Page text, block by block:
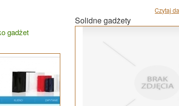
Czytaj
gadżet
Solidne gadżety